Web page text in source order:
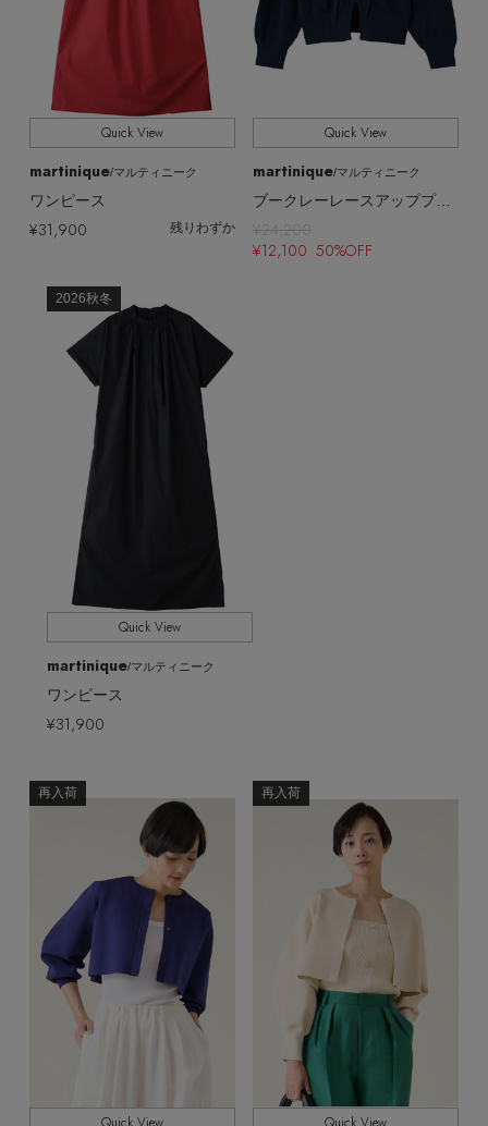
Quick View
martinique/マルティニーク
ブークレーレースアッププルオーバー（フロンタブル）
¥24,200
¥12,100 50%OFF
Quick View
martinique/マルティニーク
ワンピース
¥31,900 残りわずか
2026秋冬
Quick View
martinique/マルティニーク
ワンピース
¥31,900
再入荷 再入荷